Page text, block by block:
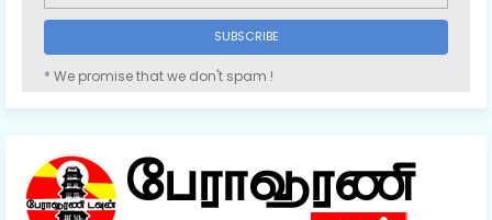
* We promise that we don't spam !